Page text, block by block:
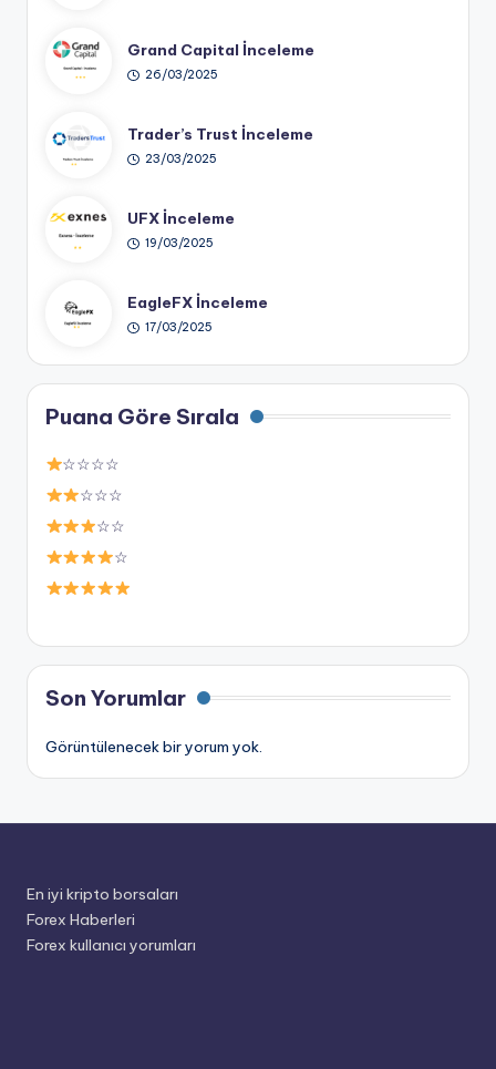
Grand Capital İnceleme
26/03/2025
Trader’s Trust İnceleme
23/03/2025
UFX İnceleme
19/03/2025
EagleFX İnceleme
17/03/2025
Puana Göre Sırala
☆☆☆☆
☆☆☆
☆☆
☆
Son Yorumlar
Görüntülenecek bir yorum yok.
En iyi kripto borsaları
Forex Haberleri
Forex kullanıcı yorumları